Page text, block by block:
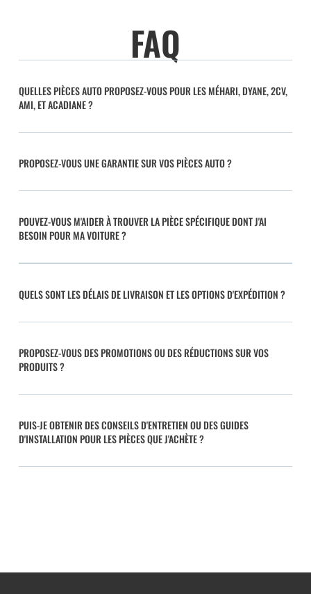
FAQ
QUELLES PIÈCES AUTO PROPOSEZ-VOUS POUR LES MÉHARI, DYANE, 2CV,
AMI, ET ACADIANE ?
PROPOSEZ-VOUS UNE GARANTIE SUR VOS PIÈCES AUTO ?
POUVEZ-VOUS M'AIDER À TROUVER LA PIÈCE SPÉCIFIQUE DONT J'AI
BESOIN POUR MA VOITURE ?
QUELS SONT LES DÉLAIS DE LIVRAISON ET LES OPTIONS D'EXPÉDITION ?
PROPOSEZ-VOUS DES PROMOTIONS OU DES RÉDUCTIONS SUR VOS
PRODUITS ?
PUIS-JE OBTENIR DES CONSEILS D'ENTRETIEN OU DES GUIDES
D'INSTALLATION POUR LES PIÈCES QUE J'ACHÈTE ?